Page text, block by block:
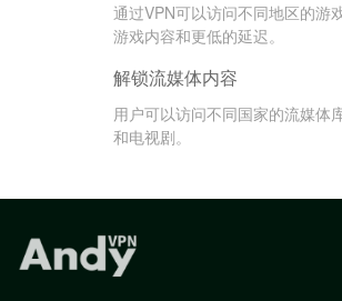
通过VPN可以访问不同地区的游
游戏内容和更低的延迟。
解锁流媒体内容
用户可以访问不同国家的流媒体
和电视剧。